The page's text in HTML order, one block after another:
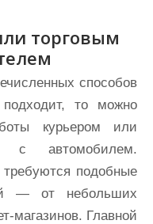
торговым
способов
то можно
курьером или
с автомобилем.
подобные
— от небольших
магазинов. Главной